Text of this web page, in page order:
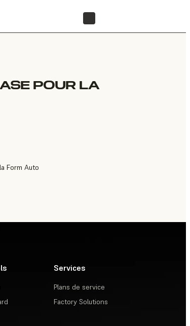
POUR LA
Form Auto
Services
Plans de service
Factory Solutions